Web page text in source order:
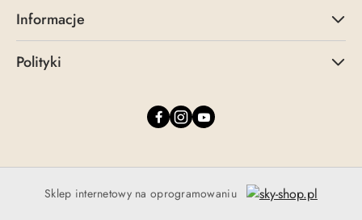
Informacje
Polityki
Sklep internetowy na oprogramowaniu